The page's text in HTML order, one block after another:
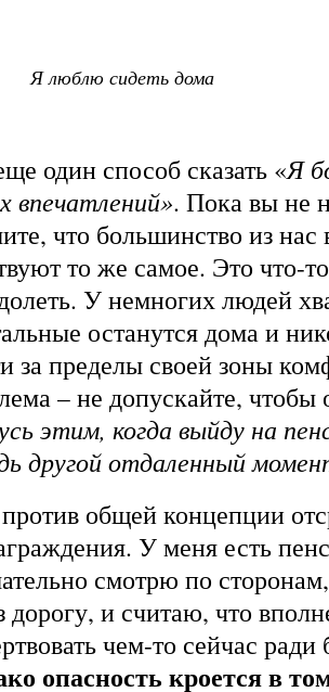
Я люблю сидеть дома
один способ сказать «Я
впечатлений». Пока вы не
что большинство из нас
то же самое. Это что-
У немногих людей
останутся дома и
за пределы своей зоны
– не допускайте,
этим, когда выйду на
другой отдаленный
общей концепции
У меня есть
смотрю по
дорогу, и считаю, что
чем-то сейчас
опасность кроется в